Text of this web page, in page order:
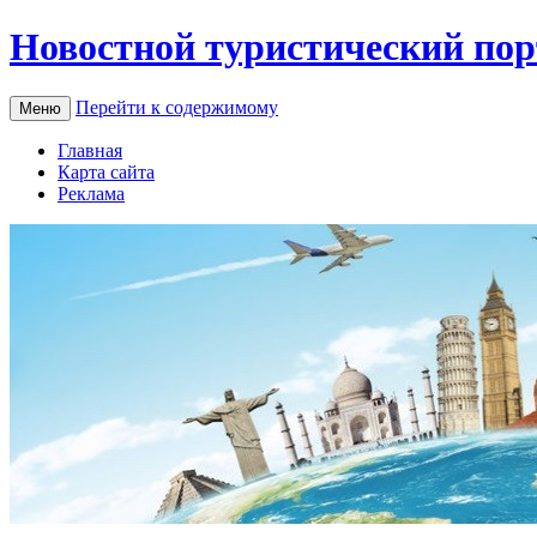
Новостной туристический
Меню Перейти к содержимому
Главная
Карта сайта
Реклама